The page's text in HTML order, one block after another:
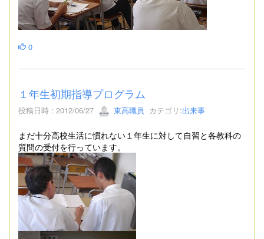
0
１年生初期指導プログラム
投稿日時 : 2012/06/27 東高職員 カテゴリ:出来事
まだ十分高校生活に慣れない１年生に対して自習と各教科の
質問の受付を行っています。